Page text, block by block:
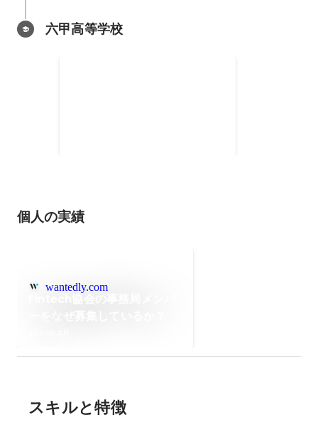
六甲高等学校
個人の実績
wantedly.com
スキルと特徴